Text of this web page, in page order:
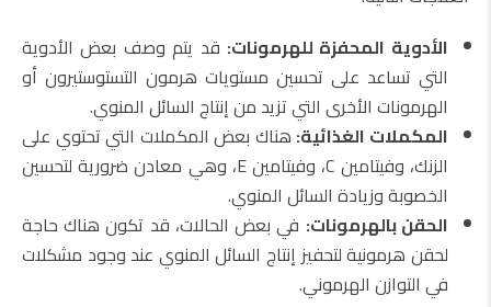
الأدوية المحفزة للهرمونات: قد يتم وصف بعض الأدوية
التي تساعد على تحسين مستويات هرمون التستوستيرون أو
الهرمونات الأخرى التي تزيد من إنتاج السائل المنوي.
المكملات الغذائية: هناك بعض المكملات التي تحتوي على
الزنك، وفيتامين C، وفيتامين E، وهي معادن ضرورية لتحسين
الخصوبة وزيادة السائل المنوي.
الحقن بالهرمونات: في بعض الحالات، قد تكون هناك حاجة
لحقن هرمونية لتحفيز إنتاج السائل المنوي عند وجود مشكلات
في التوازن الهرموني.